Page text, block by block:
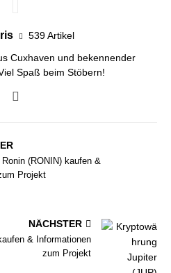
539 Artikel
Cuxhaven und bekennender
Spaß beim Stöbern!
Ronin (RONIN) kaufen &
Projekt
NÄCHSTER
& Informationen
zum Projekt